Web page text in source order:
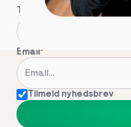
Telefon*
Email*
Tilmeld nyhedsbrev